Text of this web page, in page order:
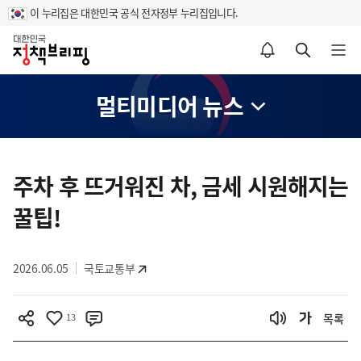
이 누리집은 대한민국 공식 전자정부 누리집입니다.
홈
알림설정 바로가기 검색 바로가기 메뉴 열기
멀티미디어 뉴스
텐
츠
영
주차 후 뜨거워진 차, 금세 시원해지는
꿀팁!
2026.06.05 국토교통부
13 목록